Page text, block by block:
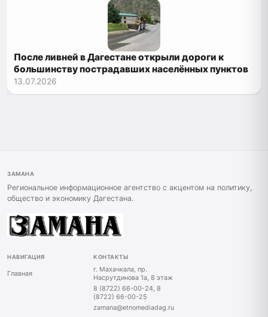
После ливней в Дагестане открыли дороги к
большинству пострадавших населённых пунктов
13.07.2026
ЗАМАНА
Региональное информационное агентство с акцентом на политику,
общество и экономику Дагестана.
НАВИГАЦИЯ
Главная
КОНТАКТЫ
г. Махачкала, пр.
Насрутдинова 1а, 8 этаж
8 (8722) 66-00-24, 8
(8722) 66-00-25
zamana@etnomediadag.ru